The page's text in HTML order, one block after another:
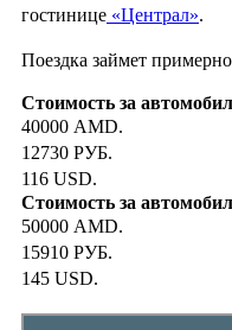
гостинице «Централ».
Поездка займет
40000 AMD.
12730 РУБ.
116 USD.
50000 AMD.
15910 РУБ.
145 USD.